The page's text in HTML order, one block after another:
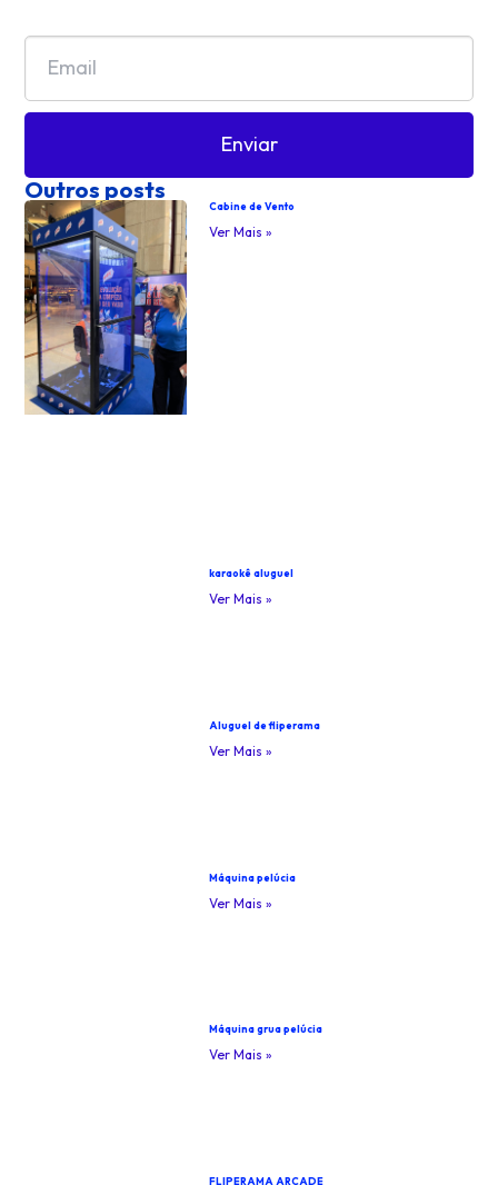
Enviar
Outros posts
Cabine de Vento
Ver Mais »
karaokê aluguel
Ver Mais »
Aluguel de fliperama
Ver Mais »
Máquina pelúcia
Ver Mais »
Máquina grua pelúcia
Ver Mais »
FLIPERAMA ARCADE